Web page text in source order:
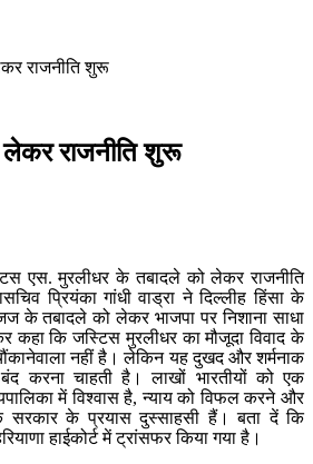
राजनीति शुरू
राजनीति शुरू
एस. मुरलीधर के तबादले को लेकर राजनीति
प्रियंका गांधी वाड्रा ने दिल्‍लीह हिंसा के
के तबादले को लेकर भाजपा पर निशाना साधा
कहा कि जस्टिस मुरलीधर का मौजूदा विवाद के
नहीं है। लेकिन यह दुखद और शर्मनाक
करना चाहती है। लाखों भारतीयों को एक
में विश्वास है, न्याय को विफल करने और
सरकार के प्रयास दुस्साहसी हैं। बता दें कि
हाईकोर्ट में ट्रांसफर किया गया है।